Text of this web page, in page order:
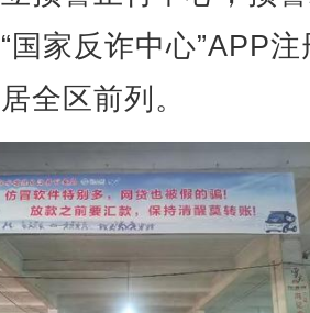
国家反诈中心”APP注
全区前列。